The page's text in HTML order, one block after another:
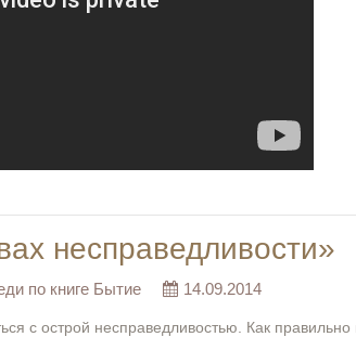
несправедливости»
по книге Бытие 14.09.2014
с острой несправедливостью. Как правильно